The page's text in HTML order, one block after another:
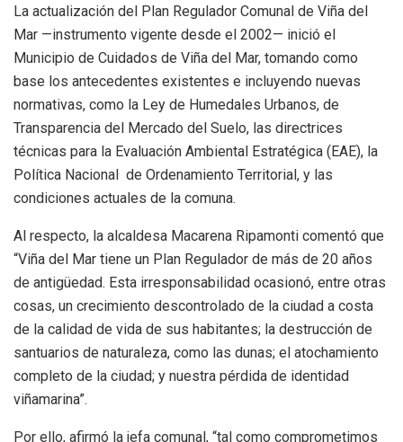
La actualización del Plan Regulador Comunal de Viña del
Mar —instrumento vigente desde el 2002— inició el
Municipio de Cuidados de Viña del Mar, tomando como
base los antecedentes existentes e incluyendo nuevas
normativas, como la Ley de Humedales Urbanos, de
Transparencia del Mercado del Suelo, las directrices
técnicas para la Evaluación Ambiental Estratégica (EAE), la
Política Nacional de Ordenamiento Territorial, y las
condiciones actuales de la comuna.
Al respecto, la alcaldesa Macarena Ripamonti comentó que
“Viña del Mar tiene un Plan Regulador de más de 20 años
de antigüedad. Esta irresponsabilidad ocasionó, entre otras
cosas, un crecimiento descontrolado de la ciudad a costa
de la calidad de vida de sus habitantes; la destrucción de
santuarios de naturaleza, como las dunas; el atochamiento
completo de la ciudad; y nuestra pérdida de identidad
viñamarina”.
Por ello, afirmó la jefa comunal, “tal como comprometimos